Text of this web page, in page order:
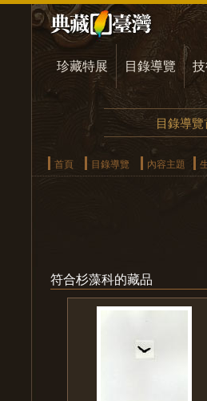
珍藏特展 目錄導覽
目錄導
首頁 目錄導覽 內容主題
符合杉藻科的藏品